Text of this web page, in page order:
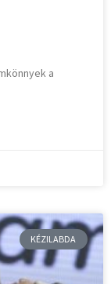
a
KÉZILABDA